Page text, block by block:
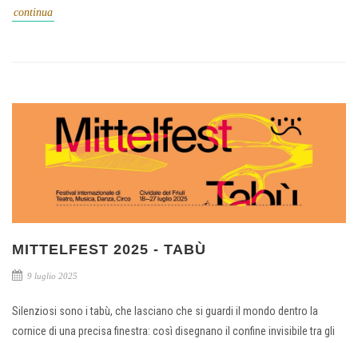
continua
MITTELFEST 2025 - TABÙ
9 luglio 2025
Silenziosi sono i tabù, che lasciano che si guardi il mondo dentro la
cornice di una precisa finestra: così disegnano il confine invisibile tra gli